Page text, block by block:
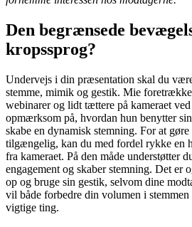
Den begrænsede
kropssprog?
Undervejs i din præsentation skal du
stemme, mimik og gestik. Mie
webinarer og lidt tættere på kameraet
opmærksom på, hvordan hun benytter
skabe en dynamisk stemning. For at
tilgængelig, kan du med fordel rykke en
fra kameraet. På den måde understøtter
engagement og skaber stemning. Det er
op og bruge sin gestik, selvom dine
vil både forbedre din volumen i
vigtige ting.